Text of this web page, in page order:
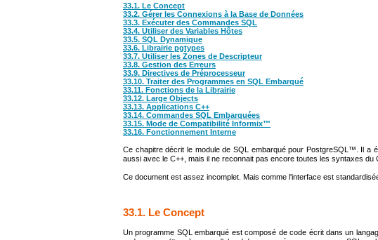
33.1. Le Concept
33.2. Gérer les Connexions à la Base de Données
33.3. Exécuter des Commandes SQL
33.4. Utiliser des Variables Hôtes
33.5. SQL Dynamique
33.6. Librairie pgtypes
33.7. Utiliser les Zones de Descripteur
33.8. Gestion des Erreurs
33.9. Directives de Préprocesseur
33.10. Traiter des Programmes en SQL Embarqué
33.11. Fonctions de la Librairie
33.12. Large Objects
33.13. Applications C++
33.14. Commandes SQL Embarquées
33.15. Mode de Compatibilité Informix™
33.16. Fonctionnement Interne
Ce chapitre décrit le module de SQL embarqué pour PostgreSQL ™. Il a
aussi avec le C++ , mais il ne reconnait pas encore toutes les syntaxes du
Ce document est assez incomplet. Mais comme l'interface est
33.1. Le Concept
Un programme SQL embarqué est composé de code écrit dans un